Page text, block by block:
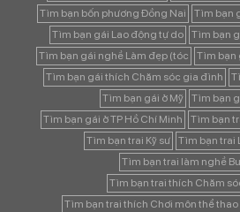
Tìm bạn bốn phương Đồng Nai
Tìm bạn
Tìm bạn gái Lao động tự do
Tìm bạn
Tìm bạn gái nghề Làm đẹp (tóc
Tìm bạn
Tìm bạn gái thích Chăm sóc gia đình
Tìm bạn gái ở Mỹ
Tìm bạn
Tìm bạn gái ở TP Hồ Chí Minh
Tìm bạn
Tìm bạn trai Kỹ sư
Tìm bạn trai
Tìm bạn trai làm nghề
Tìm bạn trai thích Chăm
Tìm bạn trai thích Chơi môn thể